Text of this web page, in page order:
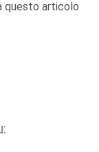
questo articolo